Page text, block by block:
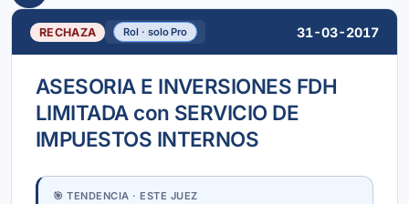
RECHAZA Rol · solo Pro 31-03-2017
ASESORIA E INVERSIONES FDH
LIMITADA con SERVICIO DE
IMPUESTOS INTERNOS
🎯 TENDENCIA · ESTE JUEZ